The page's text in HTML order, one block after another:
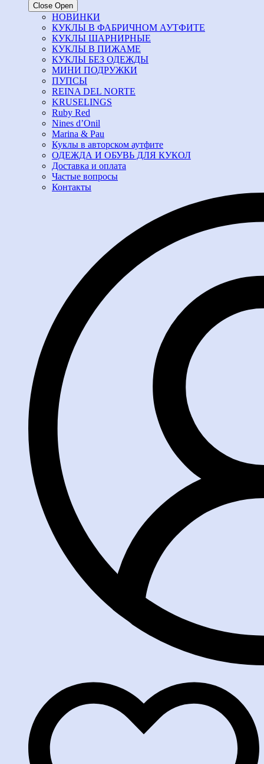
Close Open
НОВИНКИ
КУКЛЫ В ФАБРИЧНОМ АУТФИТЕ
КУКЛЫ ШАРНИРНЫЕ
КУКЛЫ В ПИЖАМЕ
КУКЛЫ БЕЗ ОДЕЖДЫ
МИНИ ПОДРУЖКИ
ПУПСЫ
REINA DEL NORTE
KRUSELINGS
Ruby Red
Nines d’Onil
Marina & Pau
Куклы в авторском аутфите
ОДЕЖДА И ОБУВЬ ДЛЯ КУКОЛ
Доставка и оплата
Частые вопросы
Контакты